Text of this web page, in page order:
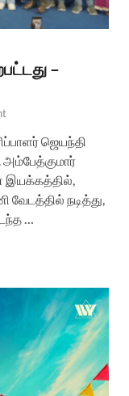
–
ஜெயந்தி
அம்பேத்குமார்
இயக்கத்தில்,
நடித்து,
…